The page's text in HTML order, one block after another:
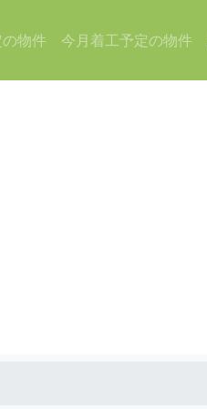
物件 今月着工予定の物件